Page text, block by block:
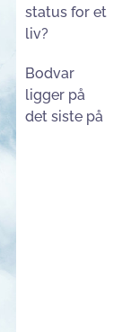
status for et
liv?
Bodvar
ligger på
det siste på